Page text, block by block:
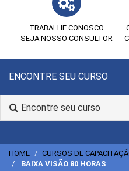
TRABALHE CONOSCO
SEJA NOSSO CONSULTOR
ENCONTRE SEU CURSO
Encontre seu curso
HOME
CURSOS DE
BAIXA VISÃO 80 HORAS